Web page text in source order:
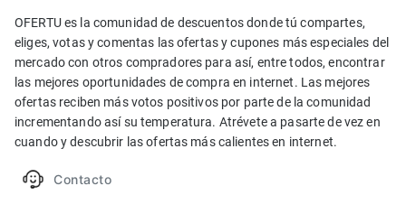
OFERTU es la comunidad de descuentos donde tú compartes,
eliges, votas y comentas las ofertas y cupones más especiales del
mercado con otros compradores para así, entre todos, encontrar
las mejores oportunidades de compra en internet. Las mejores
ofertas reciben más votos positivos por parte de la comunidad
incrementando así su temperatura. Atrévete a pasarte de vez en
cuando y descubrir las ofertas más calientes en internet.
Contacto